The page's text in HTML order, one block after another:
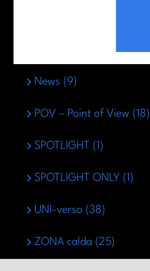
LUNGO-Parma (36)
News (9)
POV – Point of View (18)
SPOTLIGHT (1)
SPOTLIGHT ONLY (1)
UNI-verso (38)
ZONA calda (25)